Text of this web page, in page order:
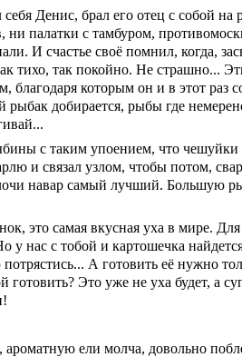
Денис, брал его отец с собой на
ни палатки с тамбуром,
И счастье своё помнил, когда,
тихо, так покойно. Не страшно...
благодаря которым он и в этот раз
рыбак добирается, рыбы где
с таким упоением, что чешуйки
и связал узлом, чтобы потом,
навар самый лучший. Большую
это самая вкусная уха в мире.
у нас с тобой и картошечка
А готовить её нужно
готовить? Это уже не уха будет, а
ели молча, довольно